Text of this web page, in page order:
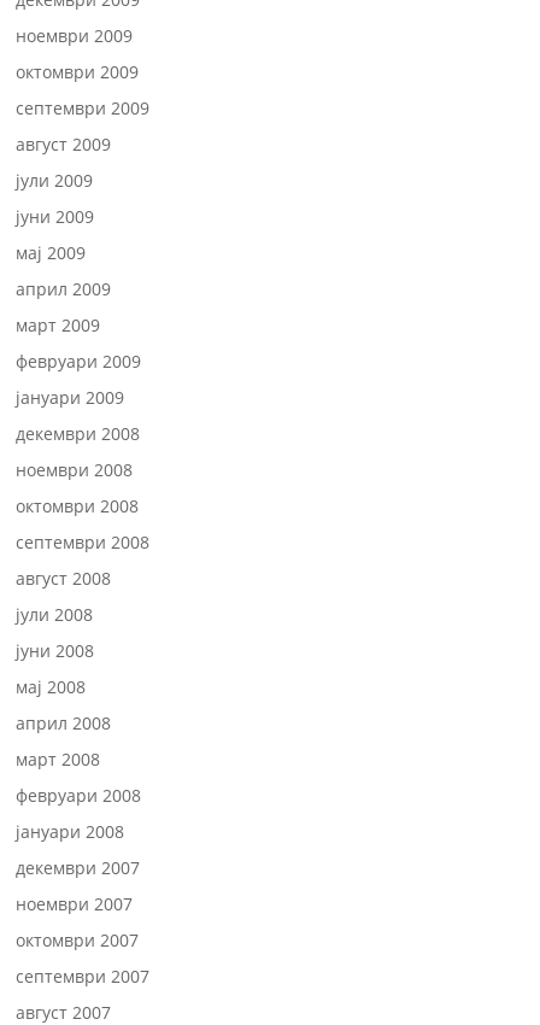
ноември 2009
октомври 2009
септември 2009
август 2009
јули 2009
јуни 2009
мај 2009
април 2009
март 2009
февруари 2009
јануари 2009
декември 2008
ноември 2008
октомври 2008
септември 2008
август 2008
јули 2008
јуни 2008
мај 2008
април 2008
март 2008
февруари 2008
јануари 2008
декември 2007
ноември 2007
октомври 2007
септември 2007
август 2007